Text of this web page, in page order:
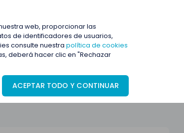
web, proporcionar las
de identificadores de usuarios,
consulte nuestra política de cookies
deberá hacer clic en "Rechazar
ACEPTAR TODO Y CONTINUAR